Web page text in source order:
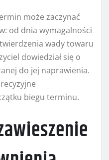
może zaczynać
od dnia wymagalności
wady towaru
dowiedział się o
do jej naprawienia.
biegu terminu.